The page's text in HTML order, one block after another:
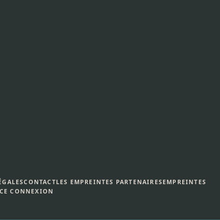
CONTACTLES EMPREINTES PARTENAIRESEMPREINTES
CONNEXION